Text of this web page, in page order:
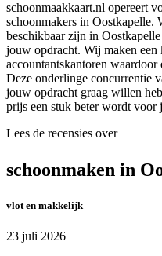
schoonmaakkaart.nl opereert
schoonmakers in Oostkapelle.
beschikbaar zijn in
jouw opdracht. Wij maken een
accountantskantoren
Deze onderlinge concurrentie
jouw opdracht graag willen
prijs een stuk beter wordt voor
Lees de recensies over
schoonmaken in
vlot en makkelijk
23 juli 2026